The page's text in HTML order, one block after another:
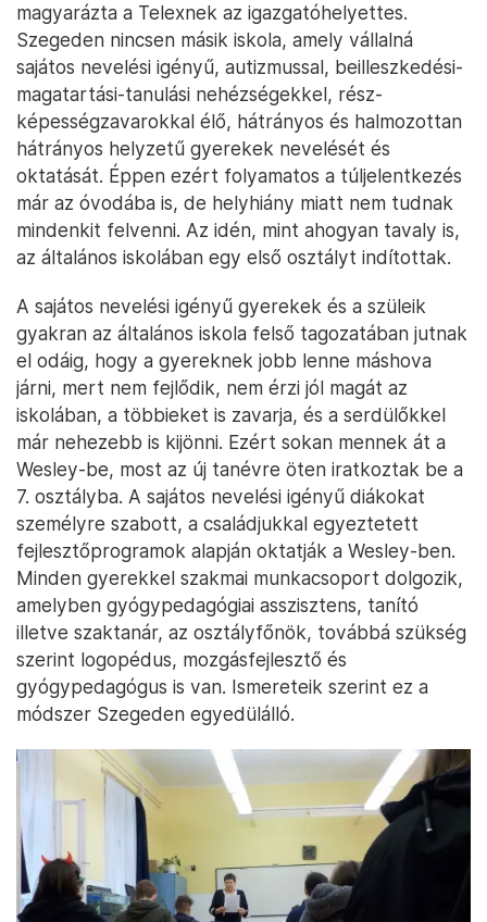
magyarázta a Telexnek az igazgatóhelyettes.
Szegeden nincsen másik iskola, amely vállalná
sajátos nevelési igényű, autizmussal, beilleszkedési-
magatartási-tanulási nehézségekkel, rész-
képességzavarokkal élő, hátrányos és halmozottan
hátrányos helyzetű gyerekek nevelését és
oktatását. Éppen ezért folyamatos a túljelentkezés
már az óvodába is, de helyhiány miatt nem tudnak
mindenkit felvenni. Az idén, mint ahogyan tavaly is,
az általános iskolában egy első osztályt indítottak.
A sajátos nevelési igényű gyerekek és a szüleik
gyakran az általános iskola felső tagozatában jutnak
el odáig, hogy a gyereknek jobb lenne máshova
járni, mert nem fejlődik, nem érzi jól magát az
iskolában, a többieket is zavarja, és a serdülőkkel
már nehezebb is kijönni. Ezért sokan mennek át a
Wesley-be, most az új tanévre öten iratkoztak be a
7. osztályba. A sajátos nevelési igényű diákokat
személyre szabott, a családjukkal egyeztetett
fejlesztőprogramok alapján oktatják a Wesley-ben.
Minden gyerekkel szakmai munkacsoport dolgozik,
amelyben gyógypedagógiai asszisztens, tanító
illetve szaktanár, az osztályfőnök, továbbá szükség
szerint logopédus, mozgásfejlesztő és
gyógypedagógus is van. Ismereteik szerint ez a
módszer Szegeden egyedülálló.